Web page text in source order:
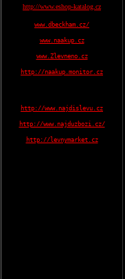
http://www.eshop-katalog.cz
www.dbeckham.cz/
www.naakup.cz
www.Zlevneno.cz
http://naakup.monitor.cz
http://www.najdislevu.cz
http://www.najduzbozi.cz/
http://levnymarket.cz